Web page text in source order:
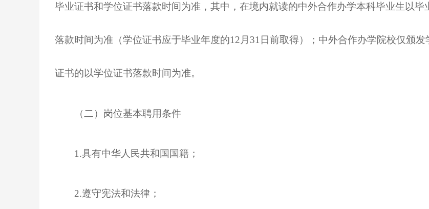
毕业证书和学位证书落款时间为准，其中，在境内就读的中外合作办学本科毕业生以毕
落款时间为准（学位证书应于毕业年度的12月31日前取得）；中外合作办学院校仅颁发
证书的以学位证书落款时间为准。
（二）岗位基本聘用条件
1.具有中华人民共和国国籍；
2.遵守宪法和法律；